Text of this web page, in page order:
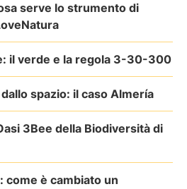
serve lo strumento di
il verde e la regola 3-30-300
spazio: il caso Almería
3Bee della Biodiversità di
è cambiato un